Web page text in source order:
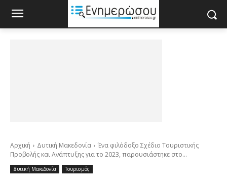
Αρχική Δυτική Μακεδονία
Ένα φιλόδοξο Σχέδιο Τουριστικής
Προβολής και Ανάπτυξης για το 2023, παρουσιάστηκε στο...
Δυτική Μακεδονία Τουρισμός